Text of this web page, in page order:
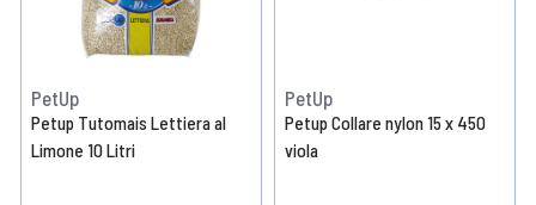
PetUp
Petup Tutomais Lettiera al
Limone 10 Litri
PetUp
Petup Collare nylon 15 x 450
viola